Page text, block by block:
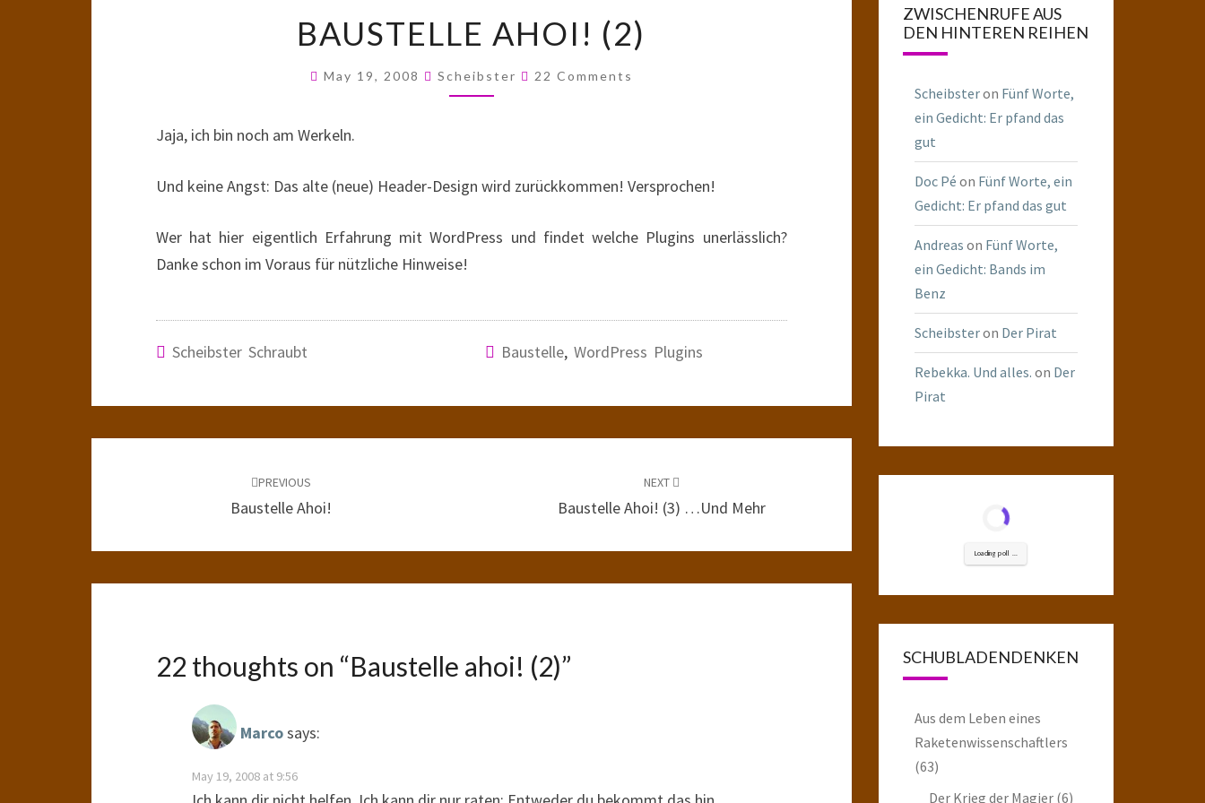
AHOI!
BAUSTELLE AHOI! (2)
May 19, 2008 Scheibster Comments
22 Comments
Jaja, ich bin noch am Werkeln.
Und keine Angst: Das alte (neue) Header-Design wird zurückkommen! Versprochen!
Wer hat hier eigentlich Erfahrung mit WordPress und findet welche Plugins unerlässlich?
Danke schon im Voraus für nützliche Hinweise!
Scheibster Schraubt Baustelle, WordPress Plugins
PREVIOUS
Baustelle Ahoi!
NEXT
Baustelle Ahoi! (3) …und Mehr
22 thoughts on “Baustelle ahoi! (2)”
Marcosays:
May 19, 2008 at 9:56
ZWISCHENRUFE AUS
DEN HINTEREN REIHEN
Scheibsteron Fünf Worte,
ein Gedicht: Er pfand das
gut
Doc Pé on Fünf Worte, ein
Gedicht: Er pfand das gut
Andreas on Fünf Worte,
ein Gedicht: Bands im
Benz
Scheibsteron Der Pirat
Rebekka. Und alles. on Der
Pirat
Loading poll ...
SCHUBLADENDENKEN
Aus dem Leben eines
Raketenwissenschaftlers
(63)
Der Krieg der Magier(6)